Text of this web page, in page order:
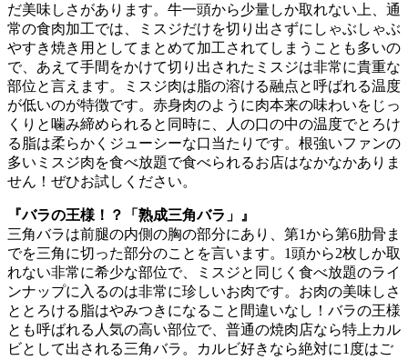
だ美味しさがあります。牛一頭から少量しか取れない上、通
常の食肉加工では、ミスジだけを切り出さずにしゃぶしゃぶ
やすき焼き用としてまとめて加工されてしまうことも多いの
で、あえて手間をかけて切り出されたミスジは非常に貴重な
部位と言えます。ミスジ肉は脂の溶ける融点と呼ばれる温度
が低いのが特徴です。赤身肉のように肉本来の味わいをじっ
くりと噛み締められると同時に、人の口の中の温度でとろけ
る脂は柔らかくジューシーな口当たりです。根強いファンの
多いミスジ肉を食べ放題で食べられるお店はなかなかありま
せん！ぜひお試しください。
『バラの王様！？「熟成三角バラ」』
三角バラは前腿の内側の胸の部分にあり、第1から第6肋骨ま
でを三角に切った部分のことを言います。1頭から2枚しか取
れない非常に希少な部位で、ミスジと同じく食べ放題のライ
ンナップに入るのは非常に珍しいお肉です。お肉の美味しさ
ととろける脂はやみつきになること間違いなし！バラの王様
とも呼ばれる人気の高い部位で、普通の焼肉店なら特上カル
ビとして出される三角バラ。カルビ好きなら絶対に1度はご